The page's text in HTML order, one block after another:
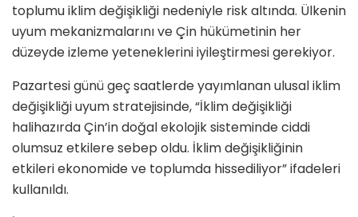
toplumu iklim değişikliği nedeniyle risk altında. Ülkenin
uyum mekanizmalarını ve Çin hükümetinin her
düzeyde izleme yeteneklerini iyileştirmesi gerekiyor.
Pazartesi günü geç saatlerde yayımlanan ulusal iklim
değişikliği uyum stratejisinde, “İklim değişikliği
halihazırda Çin’in doğal ekolojik sisteminde ciddi
olumsuz etkilere sebep oldu. İklim değişikliğinin
etkileri ekonomide ve toplumda hissediliyor” ifadeleri
kullanıldı.